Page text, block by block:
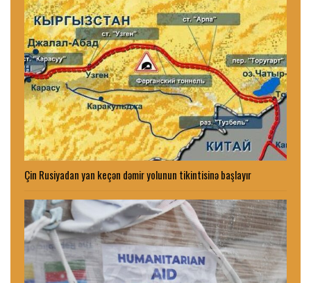
Çin Rusiyadan yan keçən dəmir yolunun tikintisinə başlayır